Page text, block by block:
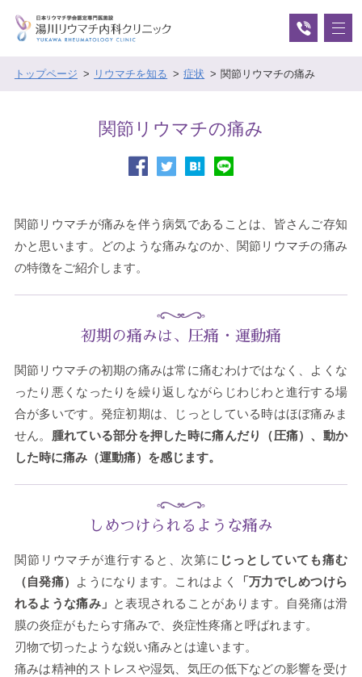
トップページ リウマチを知る 症状 関節リウマチの痛み
関節リウマチの痛み
関節リウマチが痛みを伴う病気であることは、皆さんご存知
かと思います。どのような痛みなのか、関節リウマチの痛み
の特徴をご紹介します。
初期の痛みは、圧痛・運動痛
関節リウマチの初期の痛みは常に痛むわけではなく、よくな
ったり悪くなったりを繰り返しながらじわじわと進行する場
合が多いです。発症初期は、じっとしている時はほぼ痛みま
せん。 腫れている部分を押した時に痛んだり（圧痛）、動か
した時に痛み（運動痛）を感じます。
しめつけられるような痛み
関節リウマチが進行すると、次第に じっとしていても痛む
（自発痛）
ようになります。これはよく
「万力でしめつけら
れるような痛み」 と表現されることがあります。自発痛は滑
膜の炎症がもたらす痛みで、炎症性疼痛と呼ばれます。
刃物で切ったような鋭い痛みとは違います。
痛みは精神的ストレスや湿気、気圧の低下などの影響を受け